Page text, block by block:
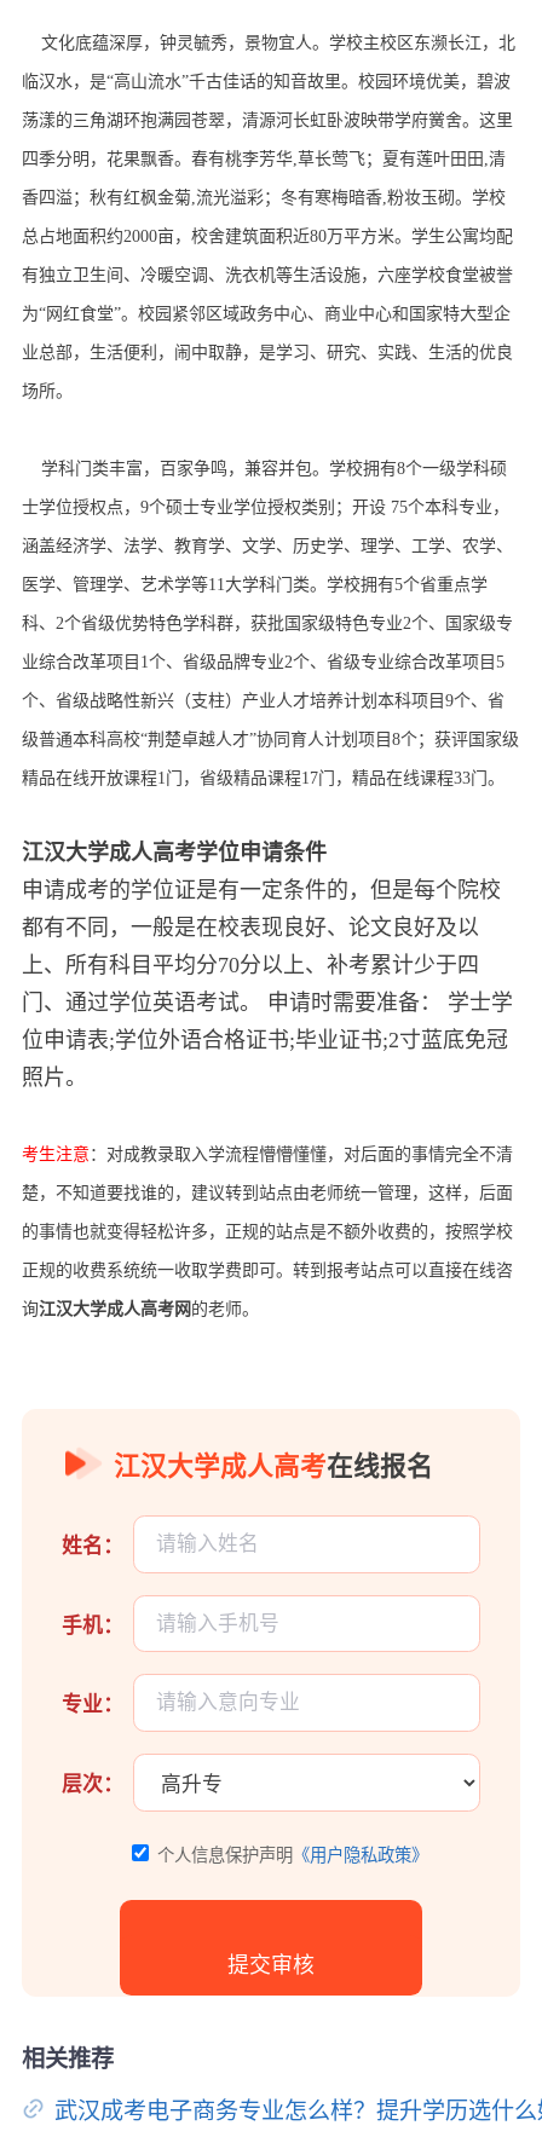
文化底蕴深厚，钟灵毓秀，景物宜人。学校主校区东濒长江，北
临汉水，是“高山流水”千古佳话的知音故里。校园环境优美，碧波
荡漾的三角湖环抱满园苍翠，清源河长虹卧波映带学府黉舍。这里
四季分明，花果飘香。春有桃李芳华,草长莺飞；夏有莲叶田田,清
香四溢；秋有红枫金菊,流光溢彩；冬有寒梅暗香,粉妆玉砌。学校
总占地面积约2000亩，校舍建筑面积近80万平方米。学生公寓均配
有独立卫生间、冷暖空调、洗衣机等生活设施，六座学校食堂被誉
为“网红食堂”。校园紧邻区域政务中心、商业中心和国家特大型企
业总部，生活便利，闹中取静，是学习、研究、实践、生活的优良
场所。
学科门类丰富，百家争鸣，兼容并包。学校拥有8个一级学科硕
士学位授权点，9个硕士专业学位授权类别；开设 75个本科专业，
涵盖经济学、法学、教育学、文学、历史学、理学、工学、农学、
医学、管理学、艺术学等11大学科门类。学校拥有5个省重点学
科、2个省级优势特色学科群，获批国家级特色专业2个、国家级专
业综合改革项目1个、省级品牌专业2个、省级专业综合改革项目5
个、省级战略性新兴（支柱）产业人才培养计划本科项目9个、省
级普通本科高校“荆楚卓越人才”协同育人计划项目8个；获评国家级
精品在线开放课程1门，省级精品课程17门，精品在线课程33门。
江汉大学成人高考学位申请条件
申请成考的学位证是有一定条件的，但是每个院校
都有不同，一般是在校表现良好、论文良好及以
上、所有科目平均分70分以上、补考累计少于四
门、通过学位英语考试。 申请时需要准备： 学士学
位申请表;学位外语合格证书;毕业证书;2寸蓝底免冠
照片。
考生注意 ： 对成教录取入学流程懵懵懂懂，对后面的事情完全不清
楚，不知道要找谁的，建议转到站点由老师统一管理，这样，后面
的事情也就变得轻松许多，正规的站点是不额外收费的，按照学校
正规的收费系统统一收取学费即可。转到报考站点可以直接在线咨
询江汉大学成人高考网 的老师。
江汉大学成人高考在线报名
姓名：
手机：
专业：
层次：
个人信息保护声明 《用户隐私政策》
相关推荐
武汉成考电子商务专业怎么样？提升学历选什